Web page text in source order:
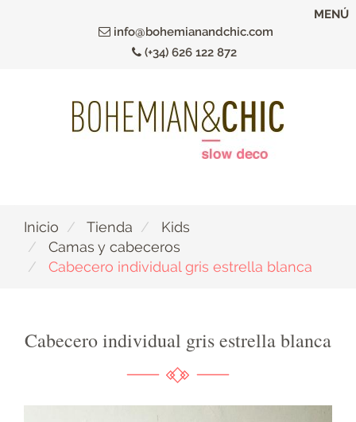
info@bohemianandchic.com
(+34) 626 122 872
MENÚ
Inicio Tienda
Kids
Camas y cabeceros
Cabecero individual gris estrella blanca
Cabecero individual gris estrella blanca